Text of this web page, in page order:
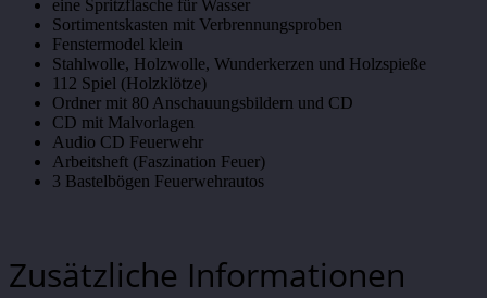
eine Spritzflasche für Wasser
Sortimentskasten mit Verbrennungsproben
Fenstermodel klein
Stahlwolle, Holzwolle, Wunderkerzen und Holzspieße
112 Spiel (Holzklötze)
Ordner mit 80 Anschauungsbildern und CD
CD mit Malvorlagen
Audio CD Feuerwehr
Arbeitsheft (Faszination Feuer)
3 Bastelbögen Feuerwehrautos
Zusätzliche Informationen